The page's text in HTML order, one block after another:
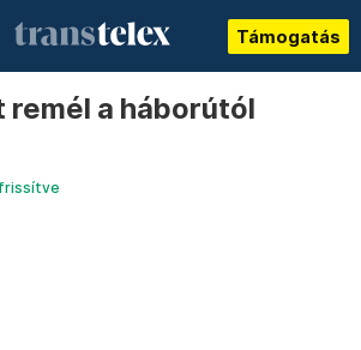
Támogatás
remél a háborútól
frissítve